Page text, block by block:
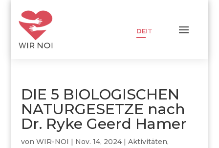
DEIT
DIE 5 BIOLOGISCHEN
NATURGESETZE nach
Dr. Ryke Geerd Hamer
von WIR-NOI | Nov. 14, 2024| Aktivitäten,